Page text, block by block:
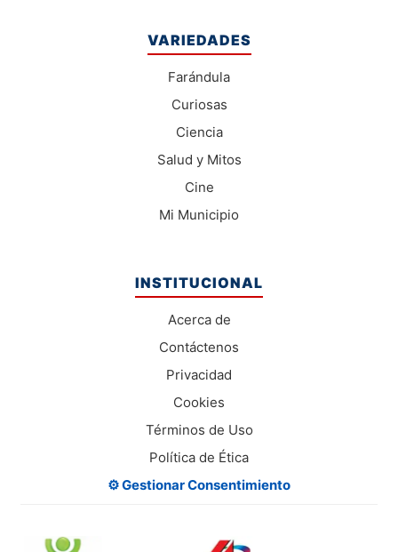
VARIEDADES
Farándula
Curiosas
Ciencia
Salud y Mitos
Cine
Mi Municipio
INSTITUCIONAL
Acerca de
Contáctenos
Privacidad
Cookies
Términos de Uso
Política de Ética
⚙️ Gestionar Consentimiento